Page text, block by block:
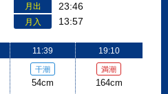
月出 23:46
月入 13:57
11:39
干潮
54cm
19:10
満潮
164cm